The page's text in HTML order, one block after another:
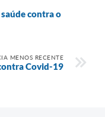
contra o
MENOS RECENTE
Covid-19